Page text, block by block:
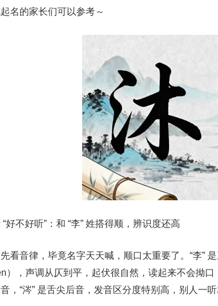
名的家长们可以参考～
“好不好听”：和 “李” 姓搭得顺，辨识度还高
看音律，毕竟名字天天喊，顺口太重要了。“李”
），声调从仄到平，起伏很自然，读起来不会拗
，“涔” 是舌尖后音，发音区分度特别高，别人一